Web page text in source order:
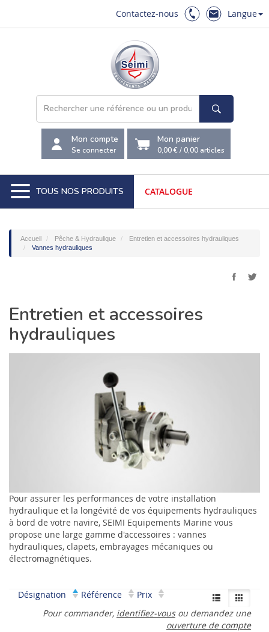
Contactez-nous Langue
Mon compte
Se connecter
Mon panier
0,00 €/0,00 articles
TOUS NOS PRODUITS CATALOGUE
Accueil Pêche & Hydraulique
Entretien et accessoires hydrauliques
Vannes hydrauliques
Entretien et accessoires
hydrauliques
Pour assurer les performances de votre installation
hydraulique et la longévité de vos équipements hydrauliques
à bord de votre navire, SEIMI Equipements Marine vous
propose une large gamme d'accessoires : vannes
hydrauliques, clapets, embrayages mécaniques ou
électromagnétiques.
Désignation Référence
Prix
Pour commander, identifiez-vousou demandez une
ouverture de compte